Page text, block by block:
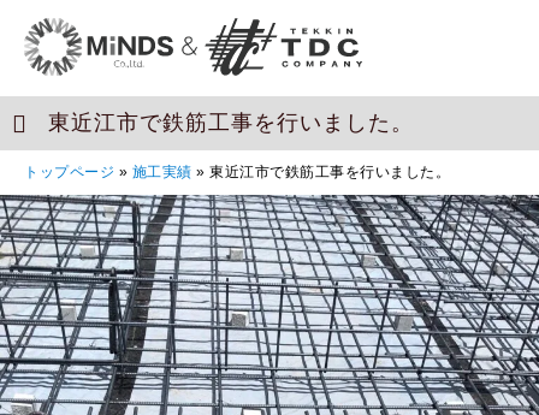
東近江市で鉄筋工事を行いました。
トップページ » 施工実績 » 東近江市で鉄筋工事を行いました。